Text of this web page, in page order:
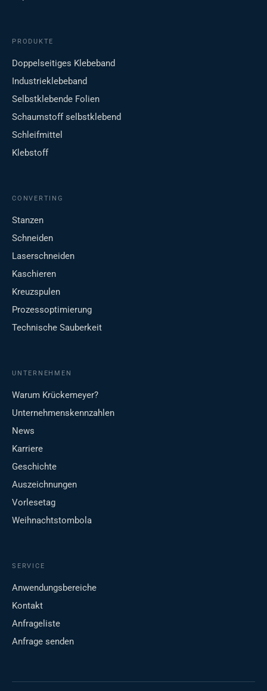
PRODUKTE
Doppelseitiges Klebeband
Industrieklebeband
Selbstklebende Folien
Schaumstoff selbstklebend
Schleifmittel
Klebstoff
CONVERTING
Stanzen
Schneiden
Laserschneiden
Kaschieren
Kreuzspulen
Prozessoptimierung
Technische Sauberkeit
UNTERNEHMEN
Warum Krückemeyer?
Unternehmenskennzahlen
News
Karriere
Geschichte
Auszeichnungen
Vorlesetag
Weihnachtstombola
SERVICE
Anwendungsbereiche
Kontakt
Anfrageliste
Anfrage senden